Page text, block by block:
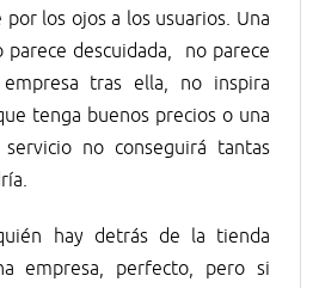
los ojos a los usuarios. Una
parece descuidada, no parece
tras ella, no inspira
tenga buenos precios o una
no conseguirá tantas
hay detrás de la tienda
empresa, perfecto, pero si